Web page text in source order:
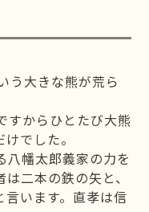
う大きな熊が荒ら
すからひとたび大熊
でした。
八幡太郎義家の力を
二本の鉄の矢と、
います。直孝は信